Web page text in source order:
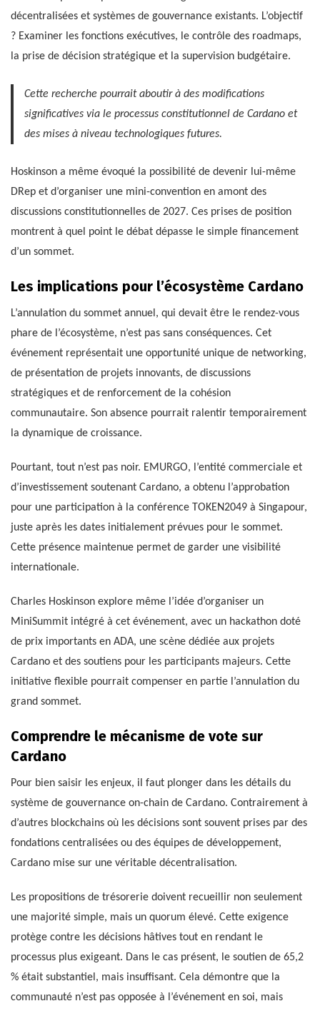
décentralisées et systèmes de gouvernance existants. L’objectif
? Examiner les fonctions exécutives, le contrôle des roadmaps,
la prise de décision stratégique et la supervision budgétaire.
Cette recherche pourrait aboutir à des modifications
significatives via le processus constitutionnel de Cardano et
des mises à niveau technologiques futures.
Hoskinson a même évoqué la possibilité de devenir lui-même
DRep et d’organiser une mini-convention en amont des
discussions constitutionnelles de 2027. Ces prises de position
montrent à quel point le débat dépasse le simple financement
d’un sommet.
Les implications pour l’écosystème Cardano
L’annulation du sommet annuel, qui devait être le rendez-vous
phare de l’écosystème, n’est pas sans conséquences. Cet
événement représentait une opportunité unique de networking,
de présentation de projets innovants, de discussions
stratégiques et de renforcement de la cohésion
communautaire. Son absence pourrait ralentir temporairement
la dynamique de croissance.
Pourtant, tout n’est pas noir. EMURGO, l’entité commerciale et
d’investissement soutenant Cardano, a obtenu l’approbation
pour une participation à la conférence TOKEN2049 à Singapour,
juste après les dates initialement prévues pour le sommet.
Cette présence maintenue permet de garder une visibilité
internationale.
Charles Hoskinson explore même l’idée d’organiser un
MiniSummit intégré à cet événement, avec un hackathon doté
de prix importants en ADA, une scène dédiée aux projets
Cardano et des soutiens pour les participants majeurs. Cette
initiative flexible pourrait compenser en partie l’annulation du
grand sommet.
Comprendre le mécanisme de vote sur
Cardano
Pour bien saisir les enjeux, il faut plonger dans les détails du
système de gouvernance on-chain de Cardano. Contrairement à
d’autres blockchains où les décisions sont souvent prises par des
fondations centralisées ou des équipes de développement,
Cardano mise sur une véritable décentralisation.
Les propositions de trésorerie doivent recueillir non seulement
une majorité simple, mais un quorum élevé. Cette exigence
protège contre les décisions hâtives tout en rendant le
processus plus exigeant. Dans le cas présent, le soutien de 65,2
% était substantiel, mais insuffisant. Cela démontre que la
communauté n’est pas opposée à l’événement en soi, mais